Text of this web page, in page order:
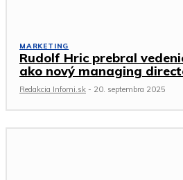
MARKETING
Rudolf Hric prebral
ako nový managing
Redakcia Infomi.sk - 20. septembra 2025